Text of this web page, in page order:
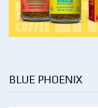
BLUE PHOENIX